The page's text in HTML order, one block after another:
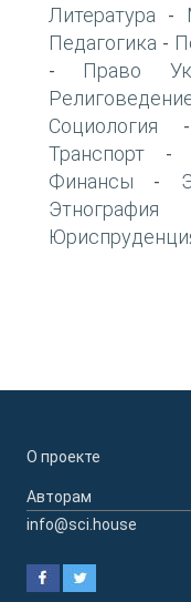
Литература -
Педагогика -
- Право
Социология
Транспорт -
Финансы -
О проекте
Авторам
info@sci.house